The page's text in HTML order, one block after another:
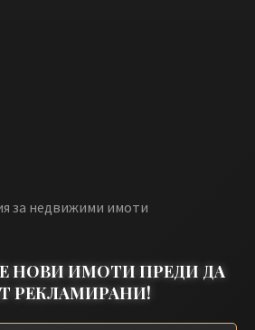
за недвижими имоти
НОВИ ИМОТИ ПРЕДИ ДА
РЕКЛАМИРАНИ!